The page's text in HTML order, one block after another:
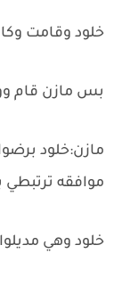
خلود وقامت
بس مازن قام
مازن:خلود
موافقه ترتبطي
خلود وهي